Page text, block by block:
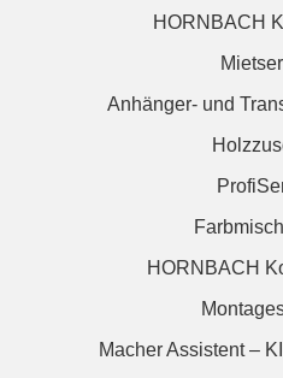
HORNBACH
Anhänger- und
HORNBACH
Macher Assistent –